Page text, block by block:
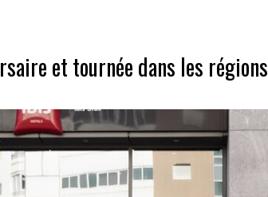
et tournée dans les régions